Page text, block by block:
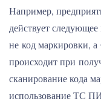
Например,
действует
не код маркировки,
происходит при
сканирование кода
использование ТС